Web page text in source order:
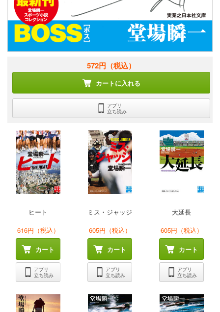
572円 （税込）
カートに入れる
アプリ
立ち読み
ヒート
616円（税込）
カート
アプリ
立ち読み
ミス・ジャッジ
605円（税込）
カート
アプリ
立ち読み
大延長
605円（税込）
カート
アプリ
立ち読み